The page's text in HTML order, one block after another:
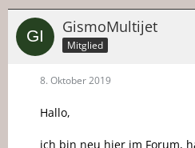
GismoMultijet
Mitglied
8. Oktober 2019
Hallo,
ich bin neu hier im Forum,